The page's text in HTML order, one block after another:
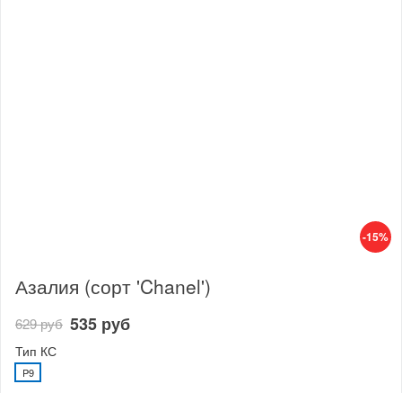
-15%
Азалия (сорт 'Chanel')
629 руб 535 руб
Тип КС
P9